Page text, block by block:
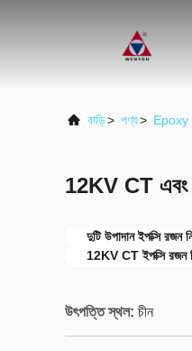
বাড়ি> পণ্য> Epoxy
12KV CT এবং
দুটি উপাদান ইপক্সি রজন
12KV CT ইপক্সি রজন
উৎপত্তি স্থল: চীন